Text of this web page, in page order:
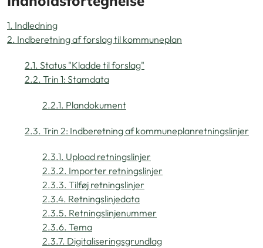
1. Indledning
2. Indberetning af forslag til kommuneplan
2.1. Status "Kladde til forslag"
2.2. Trin 1: Stamdata
2.2.1. Plandokument
2.3. Trin 2: Indberetning af kommuneplanretningslinjer
2.3.1. Upload retningslinjer
2.3.2. Importer retningslinjer
2.3.3. Tilføj retningslinjer
2.3.4. Retningslinjedata
2.3.5. Retningslinjenummer
2.3.6. Tema
2.3.7. Digitaliseringsgrundlag